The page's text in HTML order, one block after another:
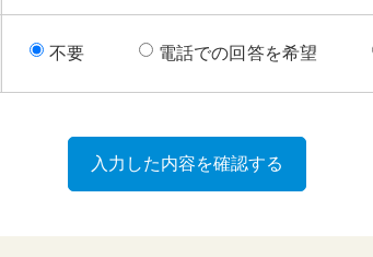
不要 電話での回答を希望